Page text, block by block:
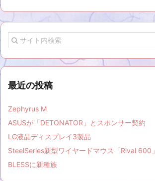
最近の投稿
Zephyrus M
ASUSが「DETONATOR」とスポンサー契約
LG液晶ディスプレイ3製品
SteelSeries新型ワイヤードマウス「Rival 600」
BLESSに新種族